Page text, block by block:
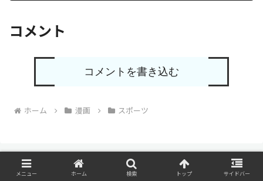
コメント
コメントを書き込む
ホーム 漫画 スポーツ
メニュー ホーム 検索 トップ サイドバー